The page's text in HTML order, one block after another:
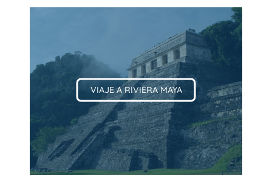
VIAJE A RIVIERA MAYA